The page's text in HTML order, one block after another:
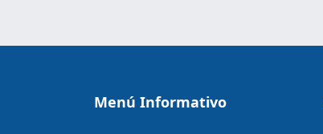
Menú Informativo